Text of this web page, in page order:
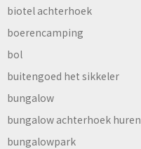
biotel achterhoek
boerencamping
bol
buitengoed het sikkeler
bungalow
bungalow achterhoek huren
bungalowpark